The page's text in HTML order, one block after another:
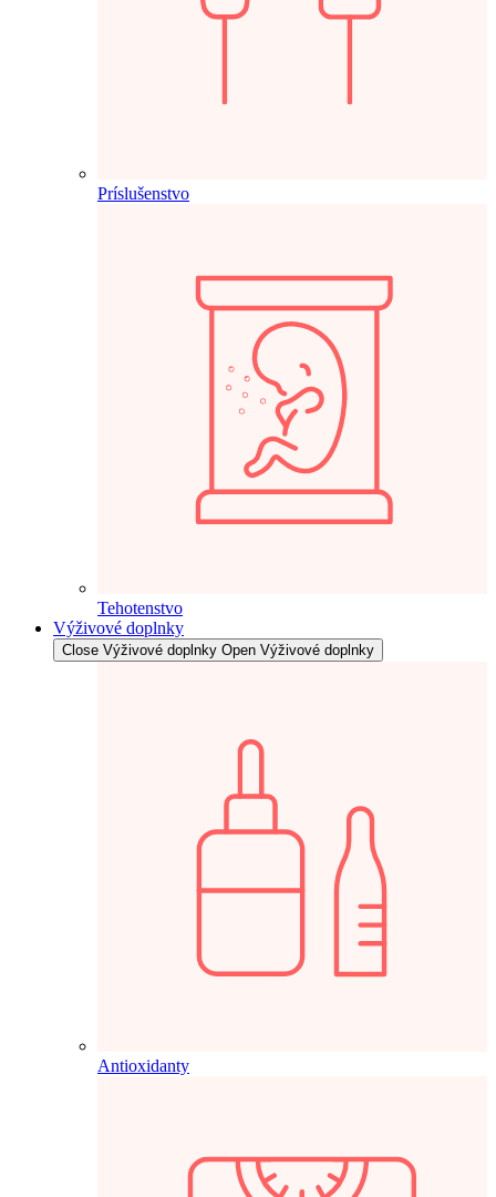
Príslušenstvo
Tehotenstvo
Výživové doplnky
Close Výživové doplnky Open Výživové doplnky
Antioxidanty